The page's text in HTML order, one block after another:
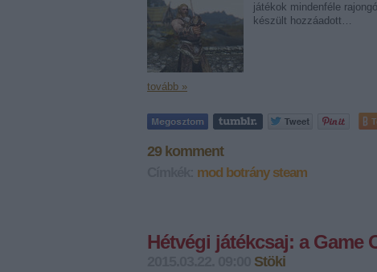
játékok mindenféle
készült hozzáadott…
tovább »
29 komment
mod botrány steam
Hétvégi játékcsaj: a
Stöki